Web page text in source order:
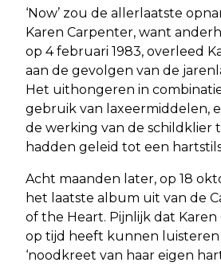
‘Now’ zou de allerlaatste
Karen Carpenter, want
op 4 februari 1983, overleed
aan de gevolgen van de
Het uithongeren in
gebruik van laxeermiddelen,
de werking van de schildklier
hadden geleid tot een
Acht maanden later, op 18
het laatste album uit van de
of the Heart. Pijnlijk dat
op tijd heeft kunnen luisteren
‘noodkreet van haar eigen